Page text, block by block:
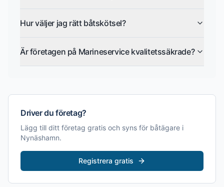
Hur väljer jag rätt båtskötsel?
Är företagen på Marineservice kvalitetssäkrade?
Driver du företag?
Lägg till ditt företag gratis och syns för båtägare i
Nynäshamn.
Registrera gratis